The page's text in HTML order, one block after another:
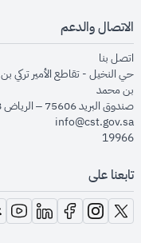
الاتصال والدعم
اتصل بنا
حي النخيل - تقاطع الأمير تركي
بن محمد
صندوق البريد 75606 – الرياض 11588
info@cst.gov.sa
19966
تابعنا على
opens in new window
opens in new window
in new window
window